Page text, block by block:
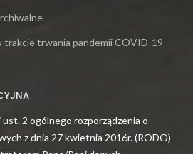
trakcie trwania pandemii COVID-19
2 ogólnego rozporządzenia o
z dnia 27 kwietnia 2016r. (RODO)